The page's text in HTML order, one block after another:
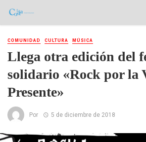
COMUNIDAD CULTURA MÚSICA
Llega otra edición del
solidario «Rock por la
Presente»
Por 5 de diciembre de 2018